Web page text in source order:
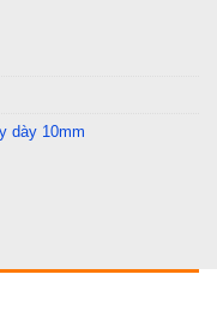
dày 10mm